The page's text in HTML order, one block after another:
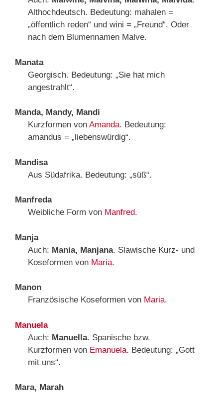
Althochdeutsch. Bedeutung: mahalen =
„öffentlich reden“ und wini = „Freund“. Oder
nach dem Blumennamen Malve.
Manata
Georgisch. Bedeutung: „Sie hat mich
angestrahlt“.
Manda, Mandy, Mandi
Kurzformen von Amanda. Bedeutung:
amandus = „liebenswürdig“.
Mandisa
Aus Südafrika. Bedeutung: „süß“.
Manfreda
Weibliche Form von Manfred.
Manja
Auch: Mania, Manjana. Slawische Kurz- und
Koseformen von Maria.
Manon
Französische Koseformen von Maria.
Manuela
Auch: Manuella. Spanische bzw.
Kurzformen von Emanuela. Bedeutung: „Gott
mit uns“.
Mara, Marah